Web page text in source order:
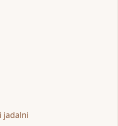
jadalni